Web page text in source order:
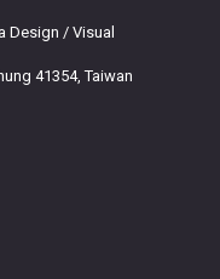
Design / Visual
41354, Taiwan